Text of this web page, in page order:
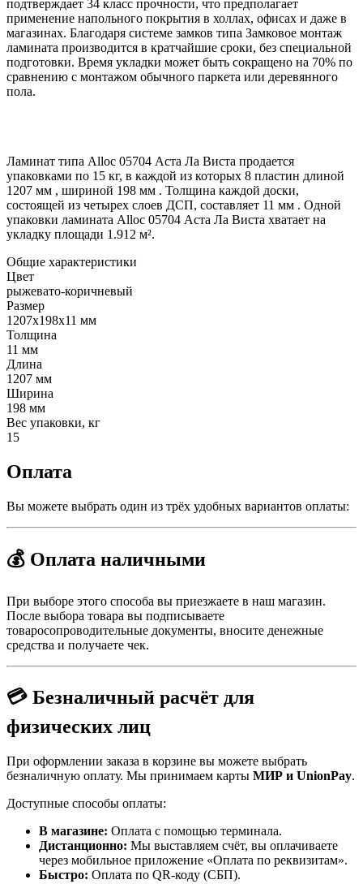
подтверждает 34 класс прочности, что предполагает
применение напольного покрытия в холлах, офисах и даже в
магазинах. Благодаря системе замков типа Замковое монтаж
ламината производится в кратчайшие сроки, без специальной
подготовки. Время укладки может быть сокращено на 70% по
сравнению с монтажом обычного паркета или деревянного
пола.
Ламинат типа Alloc 05704 Аста Ла Виста продается
упаковками по 15 кг, в каждой из которых 8 пластин длиной
1207 мм , шириной 198 мм . Толщина каждой доски,
состоящей из четырех слоев ДСП, составляет 11 мм . Одной
упаковки ламината Alloc 05704 Аста Ла Виста хватает на
укладку площади 1.912 м².
Общие характеристики
Цвет
рыжевато-коричневый
Размер
1207x198x11 мм
Толщина
11 мм
Длина
1207 мм
Ширина
198 мм
Вес упаковки, кг
15
Оплата
Вы можете выбрать один из трёх удобных вариантов оплаты:
💰 Оплата наличными
При выборе этого способа вы приезжаете в наш магазин.
После выбора товара вы подписываете
товаросопроводительные документы, вносите денежные
средства и получаете чек.
💳 Безналичный расчёт для
физических лиц
При оформлении заказа в корзине вы можете выбрать
безналичную оплату. Мы принимаем карты МИР и UnionPay.
Доступные способы оплаты:
В магазине: Оплата с помощью терминала.
Дистанционно: Мы выставляем счёт, вы оплачиваете
через мобильное приложение «Оплата по реквизитам».
Быстро: Оплата по QR-коду (СБП).